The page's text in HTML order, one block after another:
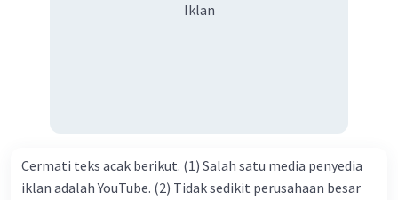
limpahan karuniaNya kita bisa berkumpul di sini. Kalimat
Iklan
Cermati teks acak berikut. (1) Salah satu media penyedia
iklan adalah YouTube. (2) Tidak sedikit perusahaan besar